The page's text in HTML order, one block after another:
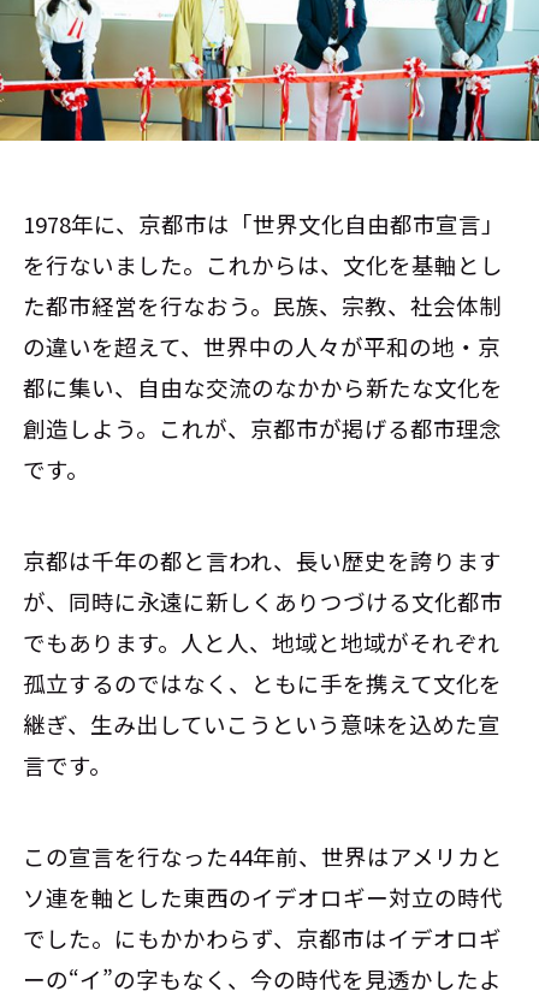
1978年に、京都市は「世界文化自由都市宣言」
を行ないました。これからは、文化を基軸とし
た都市経営を行なおう。民族、宗教、社会体制
の違いを超えて、世界中の人々が平和の地・京
都に集い、自由な交流のなかから新たな文化を
創造しよう。これが、京都市が掲げる都市理念
です。
京都は千年の都と言われ、長い歴史を誇ります
が、同時に永遠に新しくありつづける文化都市
でもあります。人と人、地域と地域がそれぞれ
孤立するのではなく、ともに手を携えて文化を
継ぎ、生み出していこうという意味を込めた宣
言です。
この宣言を行なった44年前、世界はアメリカと
ソ連を軸とした東西のイデオロギー対立の時代
でした。にもかかわらず、京都市はイデオロギ
ーの“イ”の字もなく、今の時代を見透かしたよ